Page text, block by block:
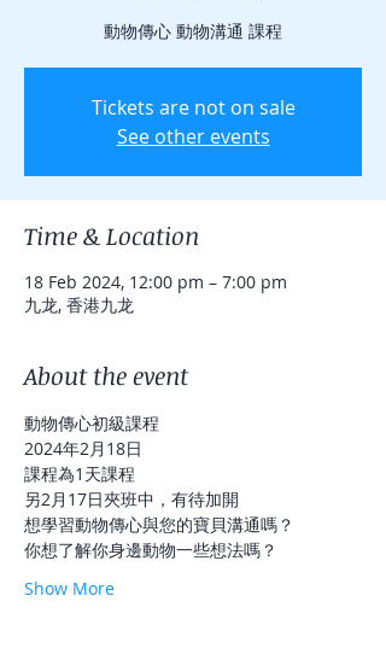
動物傳心 動物溝通 課程
Tickets are not on sale
See other events
Time & Location
18 Feb 2024, 12:00 pm – 7:00 pm
九龙, 香港九龙
About the event
動物傳心初級課程
2024年2月18日
課程為1天課程
另2月17日夾班中，有待加開
想學習動物傳心與您的寶貝溝通嗎？
你想了解你身邊動物一些想法嗎？
Show More